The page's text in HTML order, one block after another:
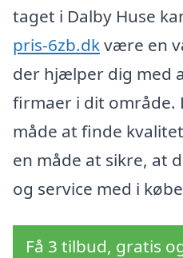
taget i Dalby Huse
pris-6zb.dkvære en
der hjælper dig med
firmaer i dit område.
måde at finde
en måde at sikre, at
og service med i
Få 3 tilbud, gratis